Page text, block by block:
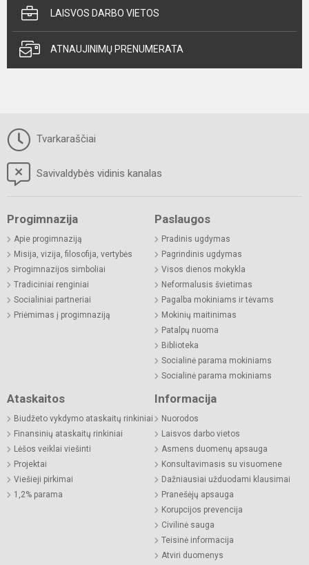
LAISVOS DARBO VIETOS
ATNAUJINIMŲ PRENUMERATA
Tvarkaraščiai
Savivaldybės vidinis kanalas
Progimnazija
Apie progimnaziją
Misija, vizija, filosofija, vertybės
Progimnazijos simboliai
Tradiciniai renginiai
Socialiniai partneriai
Priėmimas į progimnaziją
Paslaugos
Pradinis ugdymas
Pagrindinis ugdymas
Visos dienos mokykla
Neformalusis švietimas
Pagalba mokiniams ir tėvams
Mokinių maitinimas
Patalpų nuoma
Biblioteka
Socialinė parama mokiniams
Socialinė parama mokiniams
Ataskaitos
Biudžeto vykdymo ataskaitų rinkiniai
Finansinių ataskaitų rinkiniai
Lėšos veiklai viešinti
Projektai
Viešieji pirkimai
1,2% parama
Informacija
Nuorodos
Laisvos darbo vietos
Asmens duomenų apsauga
Konsultavimasis su visuomene
Dažniausiai užduodami klausimai
Pranešėjų apsauga
Korupcijos prevencija
Civilinė sauga
Teisinė informacija
Atviri duomenys